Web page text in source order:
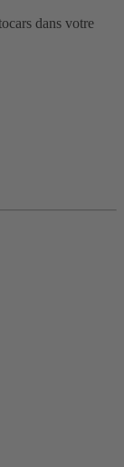
dans votre